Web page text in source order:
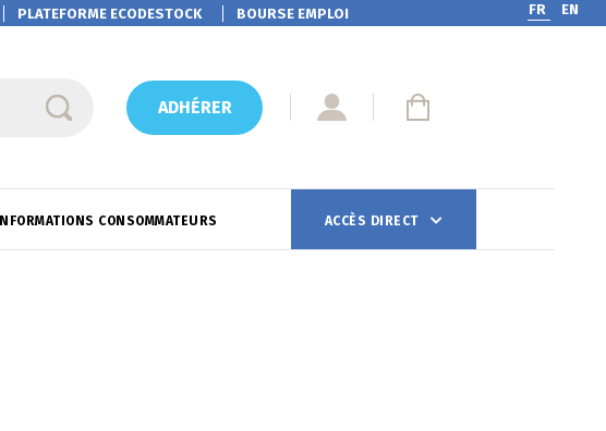
PLATEFORMEECODESTOCK BOURSE EMPLOI FR EN
ADHÉRER
INFORMATIONS CONSOMMATEURS ACCÈS DIRECT